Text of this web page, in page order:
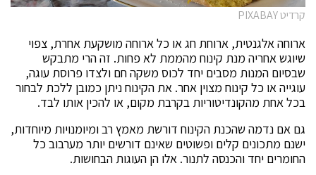
קרדיט PIXABAY
ארוחה אלגנטית, ארוחת חג או כל ארוחה מושקעת אחרת, צפוי
שיוגש אחריה מנת קינוח מהממת לא פחות. זה הרי מתבקש
שבסיום המנות מסבים יחד לכוס משקה חם ולצדו פרוסת עוגה,
עוגייה או כל קינוח מצוין אחר. את הקינוח ניתן כמובן ללכת לבחור
בכל אחת מהקונדיטוריות בקרבת מקום, או להכין אותו לבד.
גם אם נדמה שהכנת הקינוח דורשת מאמץ רב ומיומנויות מיוחדות,
ישנם מתכונים קלים ופשוטים שאינם דורשים יותר מערבוב כל
החומרים יחד והכנסה לתנור. אלו הן העוגות הבחושות.